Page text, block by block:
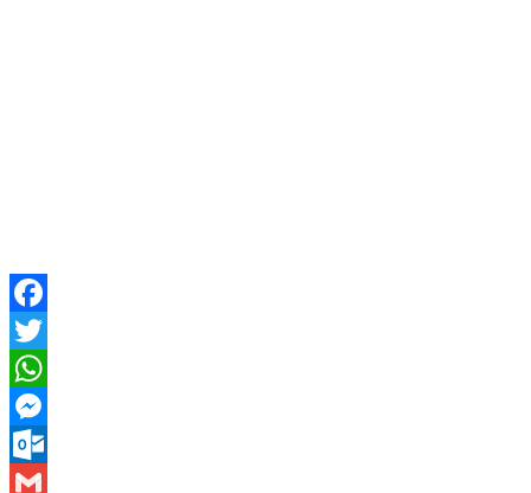
Facebook
Twitter
WhatsApp
Messenger
Outlook.com